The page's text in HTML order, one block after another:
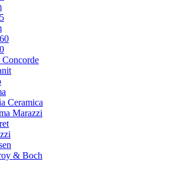
Concorde
Ceramica
Marazzi
& Boch